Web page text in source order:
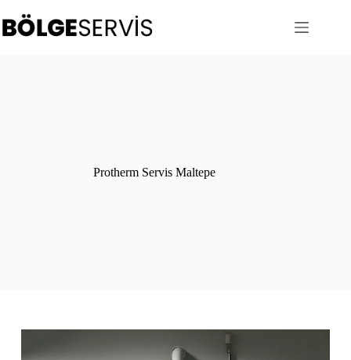
to
content
Protherm Servis Maltepe